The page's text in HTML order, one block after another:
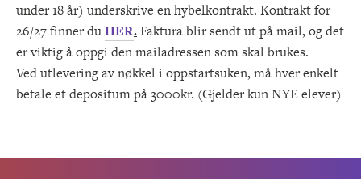
under 18 år) underskrive en hybelkontrakt. Kontrakt for
26/27 finner duHER.Faktura blir sendt ut på mail, og det
er viktig å oppgi den mailadressen som skal brukes.
Ved utlevering av nøkkel i oppstartsuken, må hver enkelt
betale et depositum på 3000kr. (Gjelder kun NYE elever)